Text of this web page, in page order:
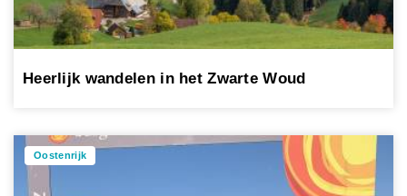
Heerlijk wandelen in het Zwarte Woud
Oostenrijk